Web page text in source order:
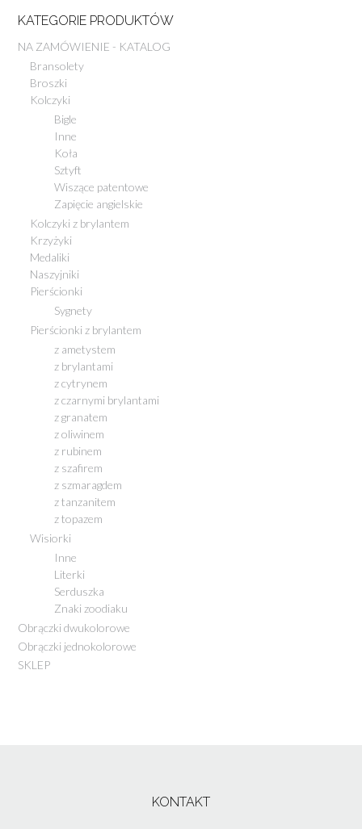
KATEGORIE PRODUKTÓW
NA ZAMÓWIENIE - KATALOG
Bransolety
Broszki
Kolczyki
Bigle
Inne
Koła
Sztyft
Wiszące patentowe
Zapięcie angielskie
Kolczyki z brylantem
Krzyżyki
Medaliki
Naszyjniki
Pierścionki
Sygnety
Pierścionki z brylantem
z ametystem
z brylantami
z cytrynem
z czarnymi brylantami
z granatem
z oliwinem
z rubinem
z szafirem
z szmaragdem
z tanzanitem
z topazem
Wisiorki
Inne
Literki
Serduszka
Znaki zoodiaku
Obrączki dwukolorowe
Obrączki jednokolorowe
SKLEP
KONTAKT